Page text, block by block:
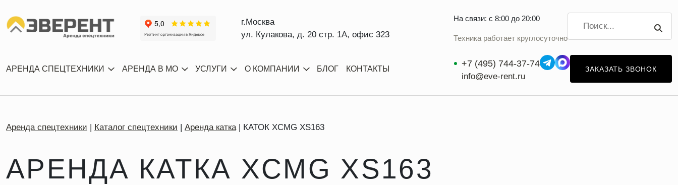
г.Москва
ул. Кулакова, д. 20 стр. 1А, офис 323
На связи: с 8:00 до 20:00
Техника работает круглосуточно
АРЕНДА СПЕЦТЕХНИКИ АРЕНДА В МО УСЛУГИ О КОМПАНИИ БЛОГ КОНТАКТЫ
+7 (495) 744-37-74
info@eve-rent.ru
ЗАКАЗАТЬ ЗВОНОК
Аренда спецтехники Каталог спецтехники Аренда катка КАТОК XCMG XS163
АРЕНДА КАТКА XCMG XS163